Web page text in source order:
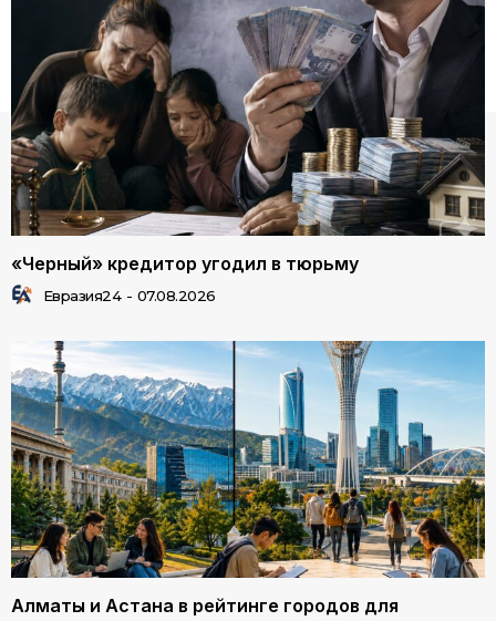
«Черный» кредитор угодил в тюрьму
Евразия24 - 07.08.2026
Алматы и Астана в рейтинге городов для